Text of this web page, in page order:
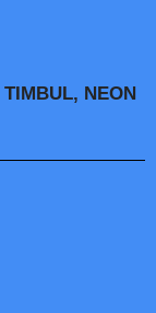
NEON